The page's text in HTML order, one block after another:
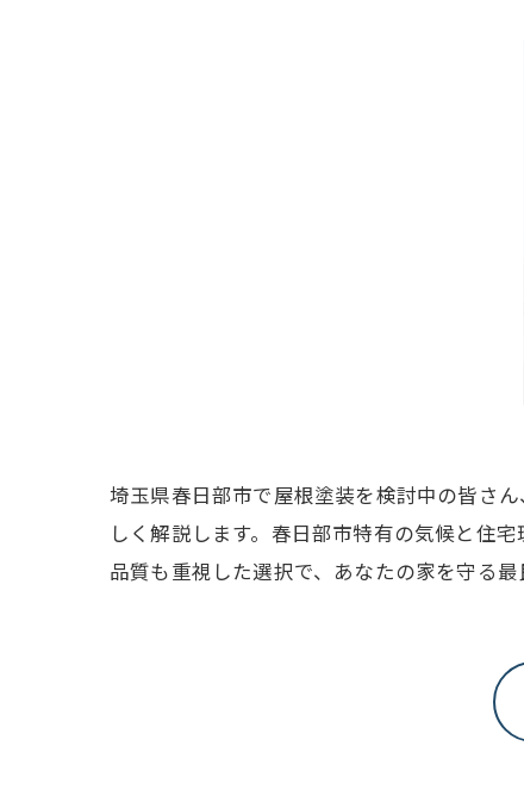
埼玉県春日部市で屋根塗装を検討中の皆さ
しく解説します。春日部市特有の気候と住
品質も重視した選択で、あなたの家を守る最